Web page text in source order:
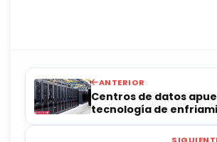
ANTERIOR
Centros de datos
tecnología de
Canacintra